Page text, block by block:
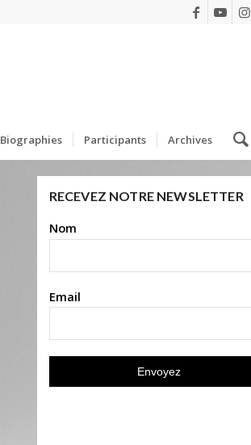
Biographies Participants Archives
RECEVEZ NOTRE NEWSLETTER
Nom
Email